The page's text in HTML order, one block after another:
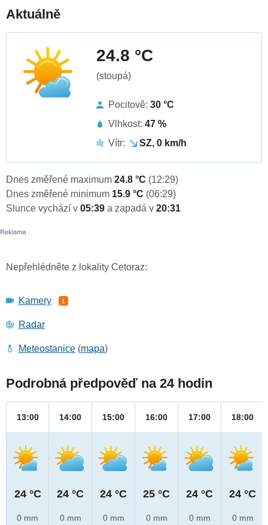
Aktuálně
24.8 °C
(stoupá)
Pocitově: 30 °C
Vlhkost: 47 %
Vítr:
SZ, 0 km/h
Dnes změřené maximum 24.8 °C (12:29)
Dnes změřené minimum 15.9 °C (06:29)
Slunce vychází v 05:39 a zapadá v 20:31
Nepřehlédněte z lokality Cetoraz:
Kamery 1
Radar
Meteostanice (mapa)
Podrobná předpověď na 24 hodin
13:00
24 °C
0 mm
14:00
24 °C
0 mm
15:00
24 °C
0 mm
16:00
25 °C
0 mm
17:00
24 °C
0 mm
18:00
24 °C
0 mm